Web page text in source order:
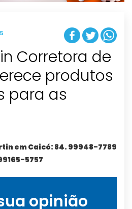
Corretora de
produtos
para as
em Caicó: 84. 99948-7789
5757
opinião